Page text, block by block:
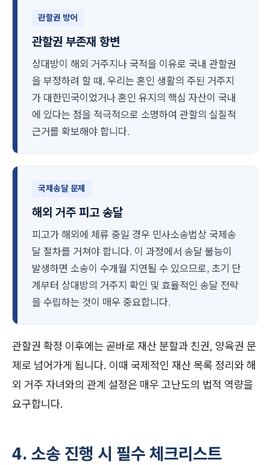
관할권 방어
관할권 부존재 항변
상대방이 해외 거주지나 국적을 이유로 국내 관할권
을 부정하려 할 때, 우리는 혼인 생활의 주된 거주지
가 대한민국이었거나 혼인 유지의 핵심 자산이 국내
에 있다는 점을 적극적으로 소명하여 관할의 실질적
근거를 확보해야 합니다.
국제송달 문제
해외 거주 피고 송달
피고가 해외에 체류 중일 경우 민사소송법상 국제송
달 절차를 거쳐야 합니다. 이 과정에서 송달 불능이
발생하면 소송이 수개월 지연될 수 있으므로, 초기 단
계부터 상대방의 거주지 확인 및 효율적인 송달 전략
을 수립하는 것이 매우 중요합니다.
관할권 확정 이후에는 곧바로 재산 분할과 친권, 양육권 문
제로 넘어가게 됩니다. 이때 국제적인 재산 목록 정리와 해
외 거주 자녀와의 관계 설정은 매우 고난도의 법적 역량을
요구합니다.
4. 소송 진행 시 필수 체크리스트